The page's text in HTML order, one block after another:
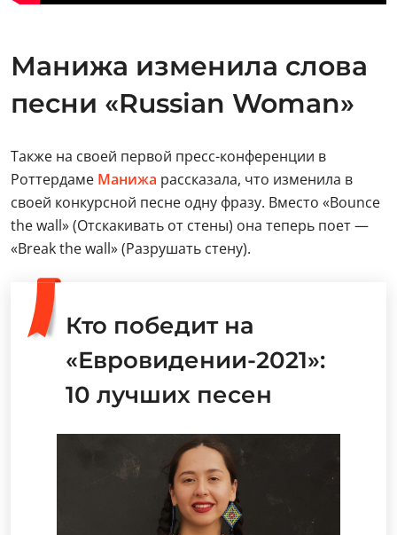
Манижа изменила слова
песни «Russian Woman»
Также на своей первой пресс-конференции в
Роттердаме Манижа рассказала, что изменила в
своей конкурсной песне одну фразу. Вместо «Bounce
the wall» (Отскакивать от стены) она теперь поет —
«Break the wall» (Разрушать стену).
Кто победит на
«Евровидении-2021»:
10 лучших песен